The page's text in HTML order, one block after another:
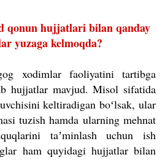
qonun hujjatlari bilan qanday
yuzaga kelmoqda?
xodimlar faoliyatini tartibga
hujjatlar mavjud. Misol sifatida
keltiradigan boʻlsak, ular
tuzish hamda ularning mehnat
taʼminlash uchun ish
ham quyidagi hujjatlar bilan